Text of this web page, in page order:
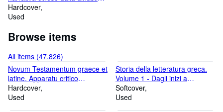
Ming ai giorni nostri
Hardcover
Used
Browse items
All items (47,826)
Novum Testamentum graece et
latine. Apparatu critico
instructum edidit Agustinus
Merk
Hardcover
Used
Storia della letteratura greca.
Volume 1 - Dagli inizi a
Erodoto. Volume 2 - Dai sofisti
all'età di Alessandro. Volume 3
Softcover
Used